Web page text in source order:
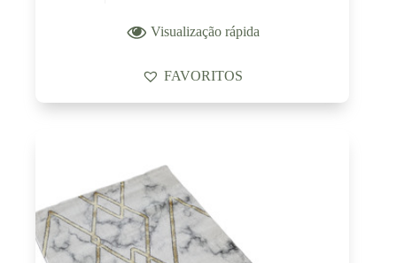
Visualização rápida
FAVORITOS